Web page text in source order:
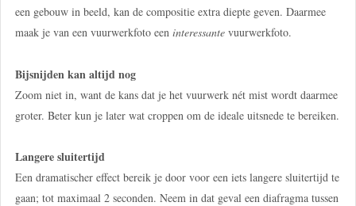
een gebouw in beeld, kan de compositie extra diepte geven. Daarmee
maak je van een vuurwerkfoto een interessantevuurwerkfoto.
Bijsnijden kan altijd nog
Zoom niet in, want de kans dat je het vuurwerk nét mist wordt daarmee
groter. Beter kun je later wat croppen om de ideale uitsnede te bereiken.
Langere sluitertijd
Een dramatischer effect bereik je door voor een iets langere sluitertijd te
gaan; tot maximaal 2 seconden. Neem in dat geval een diafragma tussen